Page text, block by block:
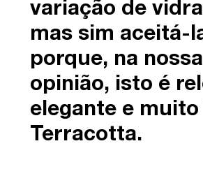
variação de
mas sim aceitá-
porque, na nossa
opinião, isto é
elegante e muito
Terracotta.